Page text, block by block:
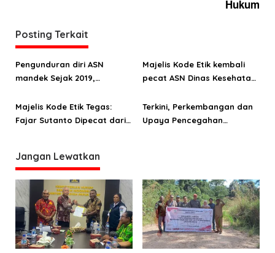
i
p
o
s
Hukum
Posting Terkait
Pengunduran diri ASN
mandek Sejak 2019,
tegur keras Dinas PUPR
Majelis Kode Etik kembali
pecat ASN Dinas Kesehatan
Majelis Kode Etik Tegas:
Fajar Sutanto Dipecat dari
Terkini, Perkembangan dan
Upaya Pencegahan
Jangan Lewatkan